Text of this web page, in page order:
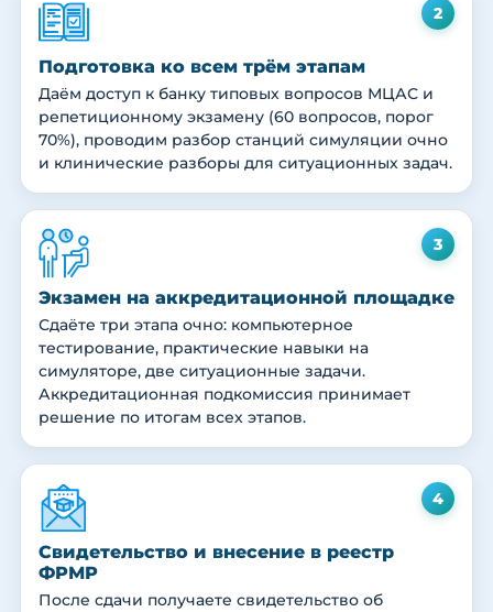
2
Подготовка ко всем трём этапам
Даём доступ к банку типовых вопросов МЦАС и
репетиционному экзамену (60 вопросов, порог
70%), проводим разбор станций симуляции очно
и клинические разборы для ситуационных задач.
3
Экзамен на аккредитационной площадке
Сдаёте три этапа очно: компьютерное
тестирование, практические навыки на
симуляторе, две ситуационные задачи.
Аккредитационная подкомиссия принимает
решение по итогам всех этапов.
4
Свидетельство и внесение в реестр
ФРМР
После сдачи получаете свидетельство об